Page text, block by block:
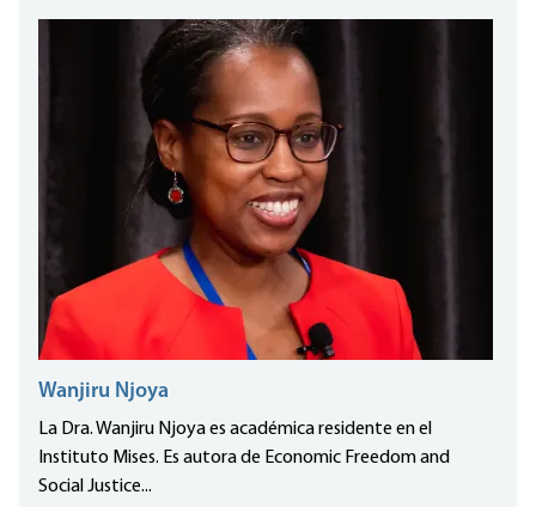
Wanjiru Njoya
La Dra. Wanjiru Njoya es académica residente en el
Instituto Mises. Es autora de Economic Freedom and
Social Justice...